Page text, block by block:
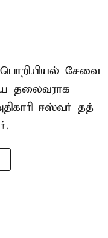
சேவை
தலைவராக
ஈஸ்வர் தத்